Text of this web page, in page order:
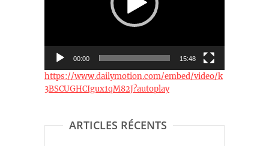
00:00 15:48
https://www.dailymotion.com/embed/video/k
3BSCUGHCIgux1qM82J?autoplay
ARTICLES RÉCENTS